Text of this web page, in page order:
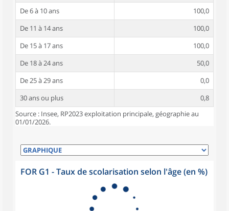
De 6 à 10 ans
100,0
De 11 à 14 ans
100,0
De 15 à 17 ans
100,0
De 18 à 24 ans
50,0
De 25 à 29 ans
0,0
30 ans ou plus
0,8
Source : Insee, RP2023 exploitation principale, géographie au
01/01/2026.
FOR G1 - Taux de scolarisation selon l'âge (en %)